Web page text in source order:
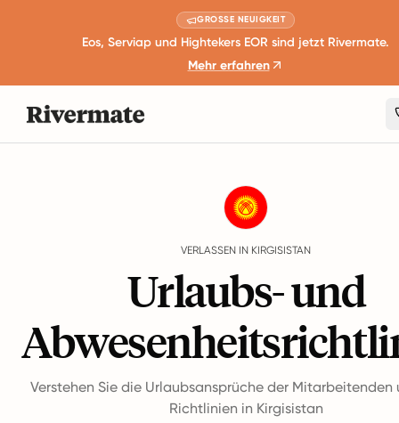
GROSSE NEUIGKEIT
Eos, Serviap und Hightekers EOR sind jetzt Rivermate.
Mehr erfahren
VERLASSEN IN KIRGISISTAN
Urlaubs- und
Verstehen Sie die Urlaubsansprüche der Mitarbeitenden
Richtlinien in Kirgisistan